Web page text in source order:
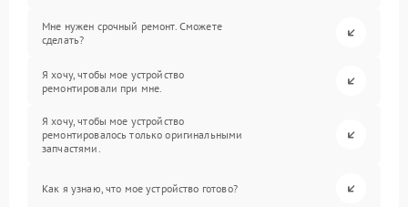
Мне нужен срочный ремонт. Сможете
сделать?
Я хочу, чтобы мое устройство
ремонтировали при мне.
Я хочу, чтобы мое устройство
ремонтировалось только оригинальными
запчастями.
Как я узнаю, что мое устройство готово?